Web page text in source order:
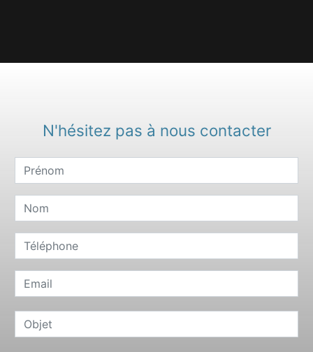
N'hésitez pas à nous contacter